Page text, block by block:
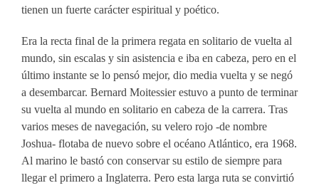
tienen un fuerte carácter espiritual y poético.
Era la recta final de la primera regata en solitario de vuelta al
mundo, sin escalas y sin asistencia e iba en cabeza, pero en el
último instante se lo pensó mejor, dio media vuelta y se negó
a desembarcar. Bernard Moitessier estuvo a punto de terminar
su vuelta al mundo en solitario en cabeza de la carrera. Tras
varios meses de navegación, su velero rojo -de nombre
Joshua- flotaba de nuevo sobre el océano Atlántico, era 1968.
Al marino le bastó con conservar su estilo de siempre para
llegar el primero a Inglaterra. Pero esta larga ruta se convirtió